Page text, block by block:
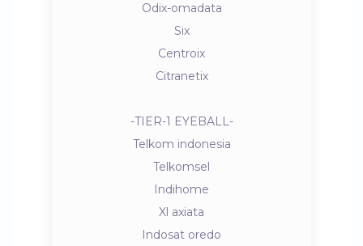
Odix-omadata
Six
Centroix
Citranetix
-TIER-1 EYEBALL-
Telkom indonesia
Telkomsel
Indihome
Xl axiata
Indosat oredo